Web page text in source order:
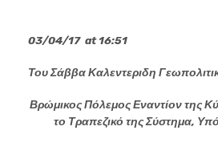
03/04/17 at16:51
Του Σάββα Καλεντεριδη
Βρώμικος Πόλεμος Εναντίον της
το Τραπεζικό της Σύστημα,